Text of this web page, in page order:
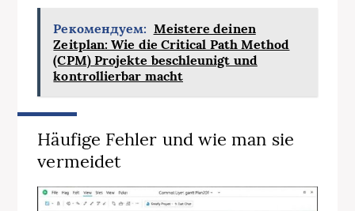
Рекомендуем: Meistere deinen
Zeitplan: Wie die Critical Path Method
(CPM) Projekte beschleunigt und
kontrollierbar macht
Häufige Fehler und wie man sie
vermeidet